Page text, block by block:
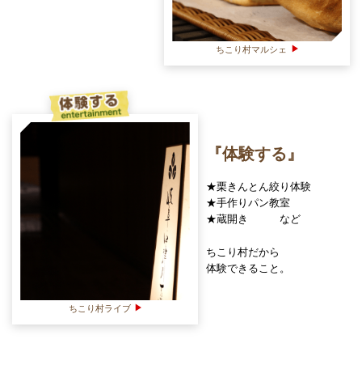
ちこり村マルシェ
ちこり村ライブ
『体験する』
★栗きんとん絞り体験
★手作りパン教室
★蔵開き など
ちこり村だから
体験できること。